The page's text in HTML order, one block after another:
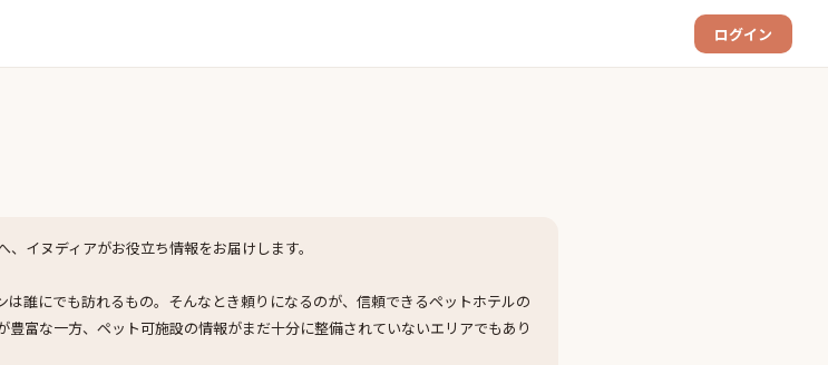
ログイン
イヌディアがお役立ち情報をお届けします。
誰にでも訪れるもの。そんなとき頼りになるのが、信頼できるペットホテルの
富な一方、ペット可施設の情報がまだ十分に整備されていないエリアでもあり